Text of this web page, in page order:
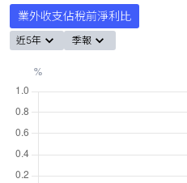
業外收支佔稅前淨利比
近5年 季報